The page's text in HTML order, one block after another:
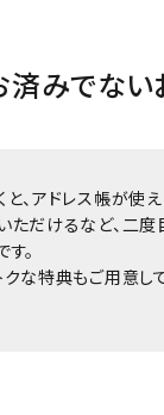
済みでな
、アドレス帳が使え
ただけるなど、二度
。
な特典もご用意し